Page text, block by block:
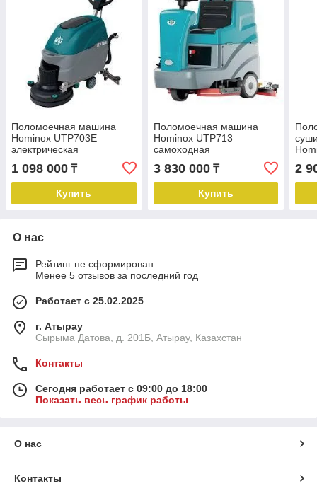
Поломоечная машина
Hominox UTP703E
электрическая
1 098 000 ₸
Купить
Поломоечная машина
Hominox UTP713
самоходная
двухщеточная
3 830 000₸
Купить
2
О нас
Рейтинг не сформирован
Менее 5 отзывов за последний год
Работает с 25.02.2025
г. Атырау
Сырыма Датова, д. 201Б, Атырау, Казахстан
Контакты
Сегодня работает с 09:00 до 18:00
Показать весь график работы
О нас
Контакты